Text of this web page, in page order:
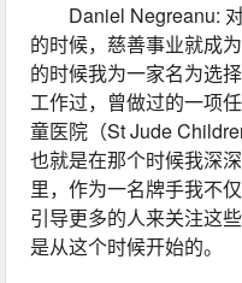
Daniel Negreanu:
的时候，慈善事业就成
的时候我为一家名为选
工作过，曾做过的一项
童医院（St Jude
也就是在那个时候我深
里，作为一名牌手我不
引导更多的人来关注这
是从这个时候开始的。